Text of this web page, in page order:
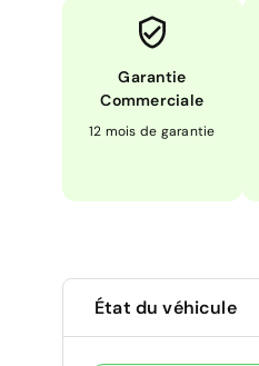
Garantie
Commerciale
12 mois de garantie
État du véhicule